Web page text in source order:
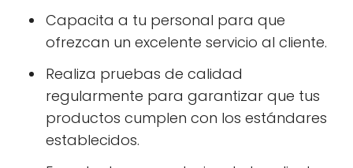
Capacita a tu personal para que
ofrezcan un excelente servicio al cliente.
Realiza pruebas de calidad
regularmente para garantizar que tus
productos cumplen con los estándares
establecidos.